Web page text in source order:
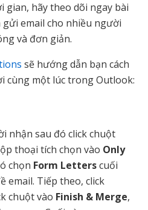
hãy theo dõi ngay bài
email cho nhiều người
và đơn giản.
sẽ hướng dẫn bạn cách
cùng một lúc trong Outlook:
nhận sau đó click chuột
thoại tích chọn vào Only
chọn Form Letterscuối
email. Tiếp theo, click
chuột vào Finish & Merge,